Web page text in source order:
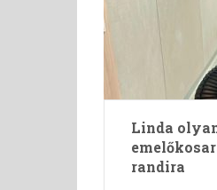
Linda
randira